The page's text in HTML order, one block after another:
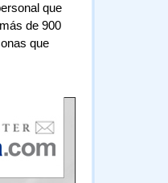
que
de 900
que